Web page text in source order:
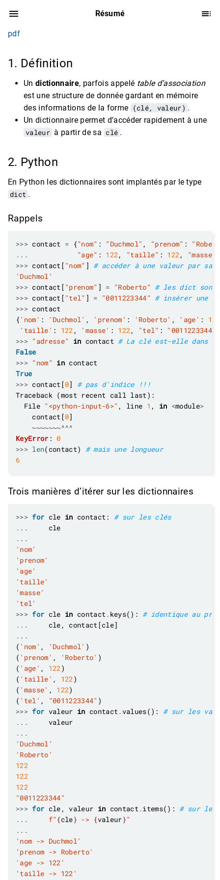
Résumé
pdf
1. Définition
Un dictionnaire, parfois appelé table d’association
est une structure de donnée gardant en mémoire
des informations de la forme (clé, valeur) .
Un dictionnaire permet d’accéder rapidement à une
valeur à partir de sa clé .
2. Python
En Python les dictionnaires sont implantés par le type
dict .
Rappels
>>> contact = {"nom" : "Duchmol" , "prenom" :
...
"age" : 122, "taille" : 122, "masse"
>>> contact[ "nom" ] # accéder à une valeur par sa
'Duchmol'
>>> contact[ "prenom" ] = "Roberto" # les dict sont
>>> contact[ "tel" ] = "0011223344" # insérer une
>>>
{ 'nom' : 'Duchmol' , 'prenom' : 'Roberto' , 'age' : 122
'taille' : 122 , 'masse' : 122, "tel" : "0011223344"
>>> "adresse" in contact # La clé est-elle dans
False
>>> "nom" in
True
>>> contact[0] # pas d'indice !!!
  File
"<python-input-6>" , line 1 , in <module>
    contact[
0
~~~~~~~^^^
KeyError : 0
>>> len(contact) # mais une longueur
6
Trois manières d’itérer sur les dictionnaires
>>> for cle in contact: # sur les clés
...
...
'nom'
'prenom'
'age'
'taille'
'masse'
'tel'
>>> for cle in contact. keys(): # identique au
...
...
( 'nom' , 'Duchmol'
( 'prenom' , 'Roberto'
( 'age' , 122
( 'taille' , 122
( 'masse' , 122
( 'tel' , "0011223344"
>>> for valeur in contact. values(): # sur les
...
...
'Duchmol'
'Roberto'
122
122
122
"0011223344"
>>> for cle, valeur in contact.items(): # sur les
...
f" {cle} -> {valeur}"
...
'nom -> Duchmol'
'prenom -> Roberto'
'age -> 122'
'taille -> 122'